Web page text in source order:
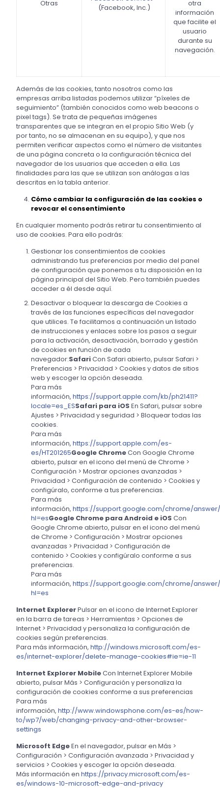
Otras
(Facebook, Inc.)
otra
información
que facilite el
usuario
durante su
navegación.
Además de las cookies, tanto nosotros como las
empresas arriba listadas podemos utilizar “píxeles de
seguimiento” (también conocidos como web beacons o
pixel tags). Se trata de pequeñas imágenes
transparentes que se integran en el propio Sitio Web (y
por tanto, no se almacenan en su equipo), y que nos
permiten verificar aspectos como el número de visitantes
de una página concreta o la configuración técnica del
navegador de los usuarios que acceden a ella. Las
finalidades para las que se utilizan son análogas a las
descritas en la tabla anterior.
Cómo cambiar la configuración de las cookies o
revocar el consentimiento
En cualquier momento podrás retirar tu consentimiento al
uso de cookies. Para ello podrás:
Gestionar los consentimientos de cookies
administrando tus preferencias por medio del panel
de configuración que ponemos a tu disposición en la
página principal del Sitio Web. Pero también puedes
acceder a él desde aquí.
Desactivar o bloquear la descarga de Cookies a
través de las funciones específicas del navegador
que utilices. Te facilitamos a continuación un listado
de instrucciones y enlaces sobre los pasos a seguir
para la activación, desactivación, borrado y gestión
de cookies en función de cada
navegador:SafariCon Safari abierto, pulsar Safari >
Preferencias > Privacidad > Cookies y datos de sitios
web y escoger la opción deseada.
Para más
información, https://support.apple.com/kb/ph21411?
locale=es_ESSafari para iOS En Safari, pulsar sobre
Ajustes > Privacidad y seguridad > Bloquear todas las
cookies.
Para más
información, https://support.apple.com/es-
es/HT201265Google ChromeCon Google Chrome
abierto, pulsar en el icono del menú de Chrome >
Configuración > Mostrar opciones avanzadas >
Privacidad > Configuración de contenido > Cookies y
configúralo, conforme a tus preferencias.
Para más
información, https://support.google.com/chrome/
hl=esGoogle Chrome para Android e iOS Con
Google Chrome abierto, pulsar en el icono del menú
de Chrome > Configuración > Mostrar opciones
avanzadas > Privacidad > Configuración de
contenido > Cookies y configúralo conforme a sus
preferencias.
Para más
información, https://support.google.com/chrome/
hl=es
Internet ExplorerPulsar en el icono de Internet Explorer
en la barra de tareas > Herramientas > Opciones de
Internet > Privacidad y personaliza la configuración de
cookies según preferencias.
Para más información, http://windows.microsoft.com/es-
es/internet-explorer/delete-manage-cookies#ie=ie-11
Internet Explorer MobileCon Internet Explorer Mobile
abierto, pulsar Más > Configuración y personaliza la
configuración de cookies conforme a sus preferencias
Para más
información, http://www.windowsphone.com/es-es/how-
to/wp7/web/changing-privacy-and-other-browser-
settings
Microsoft EdgeEn el navegador, pulsar en Más >
Configuración > Configuración avanzada > Privacidad y
servicios > Cookies y escoger la opción deseada.
Más información en https://privacy.microsoft.com/es-
es/windows-10-microsoft-edge-and-privacy